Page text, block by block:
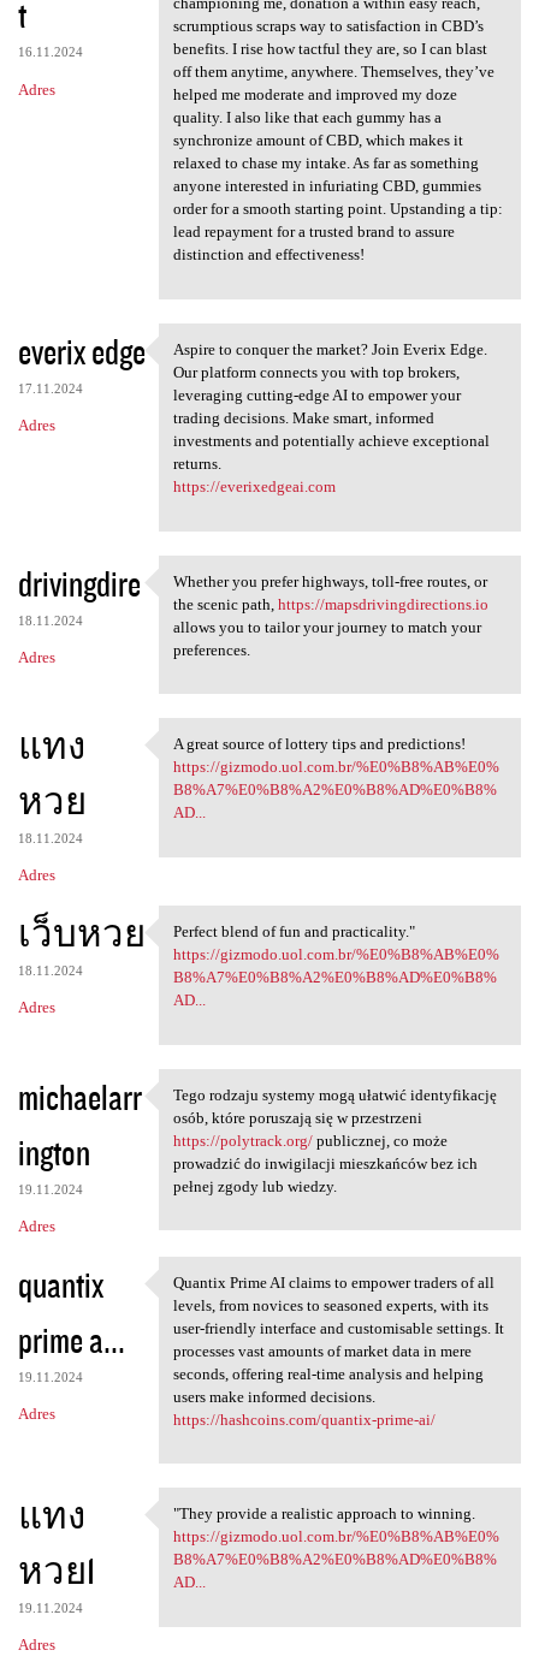
t
16.11.2024
Adres
scrumptious scraps way to satisfaction in CBD’s
benefits. I rise how tactful they are, so I can blast
off them anytime, anywhere. Themselves, they’ve
helped me moderate and improved my doze
quality. I also like that each gummy has a
synchronize amount of CBD, which makes it
relaxed to chase my intake. As far as something
anyone interested in infuriating CBD, gummies
order for a smooth starting point. Upstanding a tip:
lead repayment for a trusted brand to assure
distinction and effectiveness!
everix edge
17.11.2024
Adres
Aspire to conquer the market?
Aspire to conquer the market? Join Everix Edge.
Our platform connects you with top brokers,
leveraging cutting-edge AI to empower your
trading decisions. Make smart, informed
investments and potentially achieve exceptional
returns.
https://everixedgeai.com
drivingdire
18.11.2024
Adres
Whether you prefer highways,
Whether you prefer highways, toll-free routes, or
the scenic path, https://mapsdrivingdirections.io
allows you to tailor your journey to match your
preferences.
แทง
หวย
18.11.2024
Adres
A great source of lottery
A great source of lottery tips and predictions!
https://gizmodo.uol.com.br/%E0%B8%AB%E0%
B8%A7%E0%B8%A2%E0%B8%AD%E0%B8%
AD...
เว็บหวย
18.11.2024
Adres
Perfect blend of fun and
Perfect blend of fun and practicality."
https://gizmodo.uol.com.br/%E0%B8%AB%E0%
B8%A7%E0%B8%A2%E0%B8%AD%E0%B8%
AD...
michaelarr
ington
19.11.2024
Adres
Tego rodzaju systemy mogą
Tego rodzaju systemy mogą ułatwić identyfikację
osób, które poruszają się w przestrzeni
https://polytrack.org/publicznej, co może
prowadzić do inwigilacji mieszkańców bez ich
pełnej zgody lub wiedzy.
quantix
prime a...
19.11.2024
Adres
Quantix Prime AI claims to
Quantix Prime AI claims to empower traders of all
levels, from novices to seasoned experts, with its
user-friendly interface and customisable settings. It
processes vast amounts of market data in mere
seconds, offering real-time analysis and helping
users make informed decisions.
https://hashcoins.com/quantix-prime-ai/
แทง
หวย1
19.11.2024
Adres
"They provide a realistic
"They provide a realistic approach to winning.
https://gizmodo.uol.com.br/%E0%B8%AB%E0%
B8%A7%E0%B8%A2%E0%B8%AD%E0%B8%
AD...